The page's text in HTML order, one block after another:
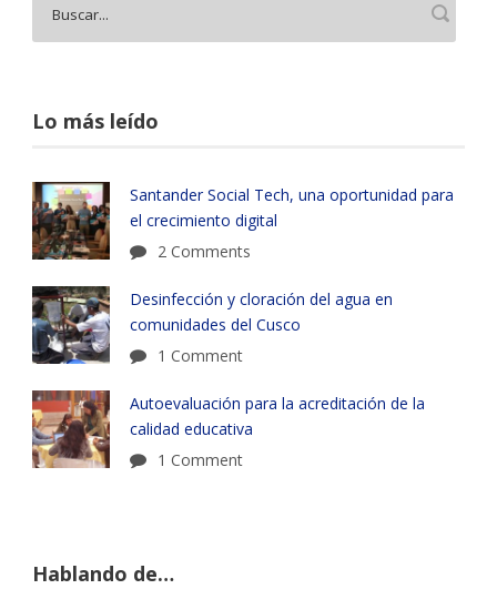
Lo más leído
Santander Social Tech, una oportunidad para
el crecimiento digital
2 Comments
Desinfección y cloración del agua en
comunidades del Cusco
1 Comment
Autoevaluación para la acreditación de la
calidad educativa
1 Comment
Hablando de…